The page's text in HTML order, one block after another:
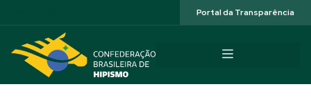
Portal da Transparência